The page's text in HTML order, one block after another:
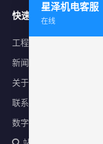
快速导航
工程案例
新闻中心
关于星泽
联系我们
数字化平台
星泽机电客服
在线